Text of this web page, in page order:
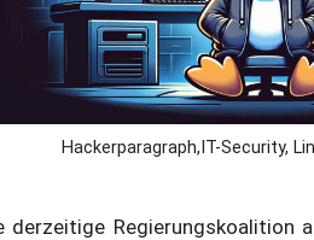
Hackerparagraph,IT-Security,
derzeitige Regierungskoalition